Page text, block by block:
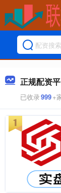
正规配资
已收录999+